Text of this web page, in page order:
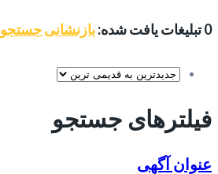
0 تبلیغات یافت شده: بازنشانی جستجو
فیلترهای جستجو
عنوان آگهی